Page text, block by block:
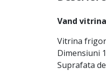
Vand
Vitrina
Dimensiuni
Suprafata